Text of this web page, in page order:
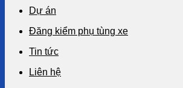
Dự án
Đăng kiểm phụ tùng xe
Tin tức
Liên hệ